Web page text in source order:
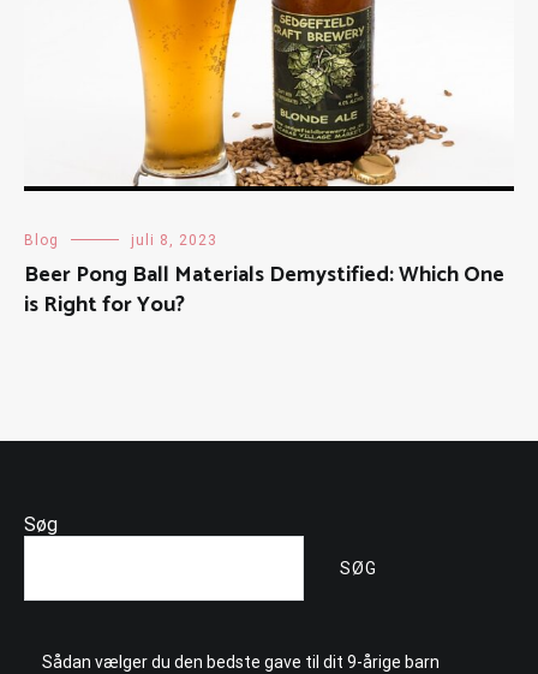
Blog juli 8, 2023
Beer Pong Ball Materials Demystified: Which One
is Right for You?
Søg
SØG
Sådan vælger du den bedste gave til dit 9-årige barn